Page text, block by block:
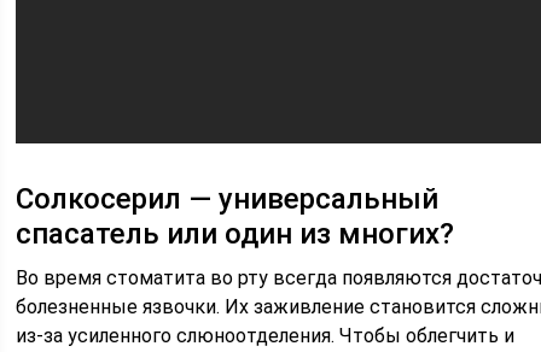
Солкосерил — универсальный
спасатель или один из многих?
Во время стоматита во рту всегда появляются
болезненные язвочки. Их заживление становится
из-за усиленного слюноотделения. Чтобы облегчить и